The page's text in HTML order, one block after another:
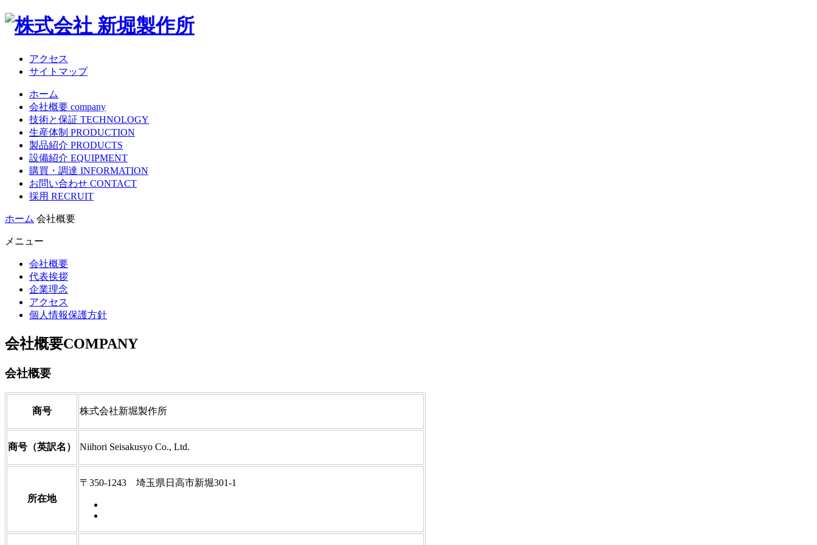
アクセス
サイトマップ
ホーム
会社概要 company
技術と保証 TECHNOLOGY
生産体制 PRODUCTION
製品紹介 PRODUCTS
設備紹介 EQUIPMENT
購買・調達 INFORMATION
お問い合わせ CONTACT
採用 RECRUIT
ホーム 会社概要
メニュー
会社概要
代表挨拶
企業理念
アクセス
個人情報保護方針
会社概要COMPANY
会社概要
商号 株式会社新堀製作所
商号（英訳名） Niihori Seisakusyo Co., Ltd.
所在地
〒350-1243 埼玉県日高市新堀301-1